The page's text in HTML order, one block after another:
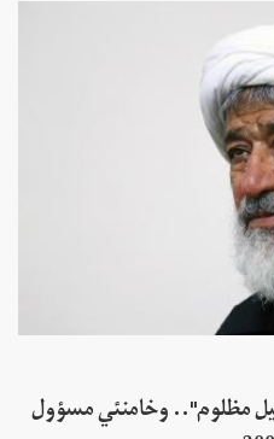
مظلوم".. وخامنئي مسؤول